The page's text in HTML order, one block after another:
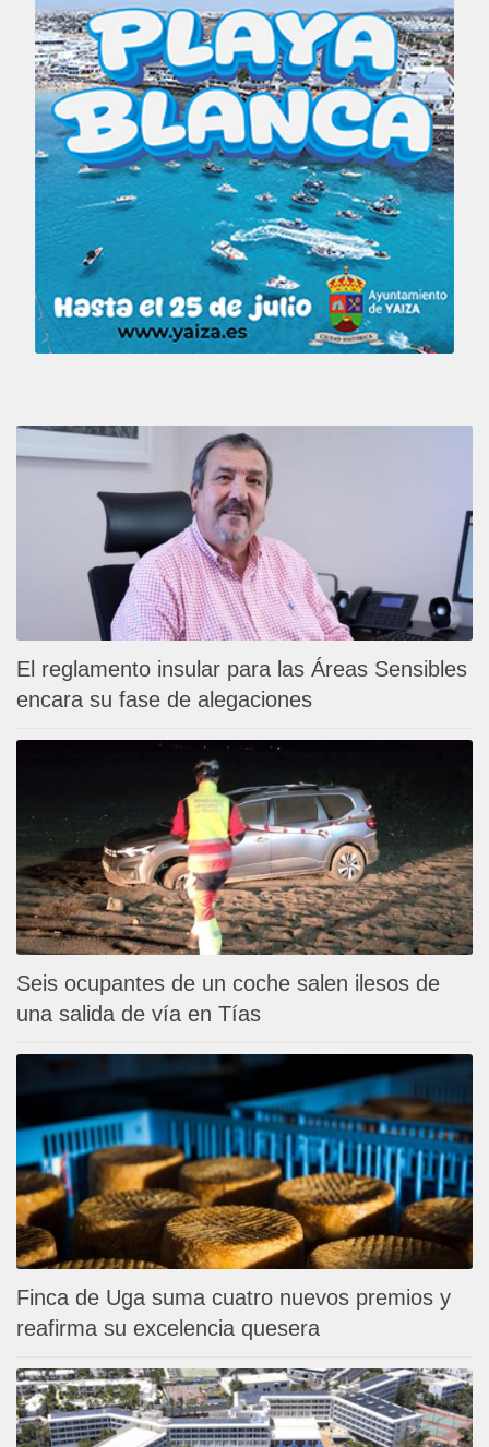
El reglamento insular para las Áreas Sensibles
encara su fase de alegaciones
Seis ocupantes de un coche salen ilesos de
una salida de vía en Tías
Finca de Uga suma cuatro nuevos premios y
reafirma su excelencia quesera